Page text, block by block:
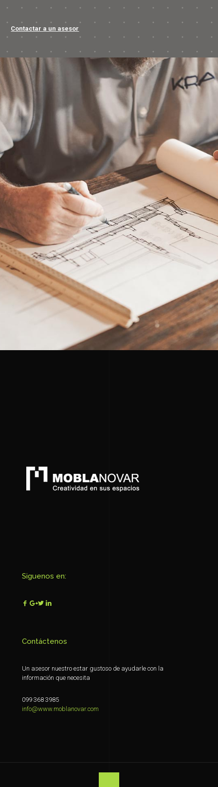
Contactar a un asesor
Siguenos en:
Contáctenos
Un asesor nuestro estar gustoso de ayudarle con la
información que necesita
099 368 3985
info@www.moblanovar.com